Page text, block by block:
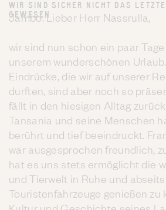
WIR SIND SICHER NICHT DAS
GEWESEN
Jambo. Lieber Herr Nassrulla,
wir sind nun schon ein paar
unserem wunderschönen
Eindrücke, die wir auf unserer
durften, sind aber noch so
fällt in den hiesigen Alltag
Tansania und seine Menschen
berührt und tief beeindruckt.
war ausgesprochen freundlich,
hat es uns stets ermöglicht die
und Tierwelt in Ruhe und
Touristenfahrzeuge genießen zu